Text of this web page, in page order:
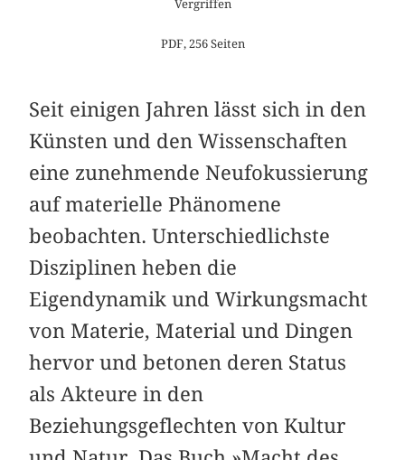
Vergriffen
PDF, 256 Seiten
Seit einigen Jahren lässt sich in den
Künsten und den Wissenschaften
eine zunehmende Neufokussierung
auf materielle Phänomene
beobachten. Unterschiedlichste
Disziplinen heben die
Eigendynamik und Wirkungsmacht
von Materie, Material und Dingen
hervor und betonen deren Status
als Akteure in den
Beziehungsgeflechten von Kultur